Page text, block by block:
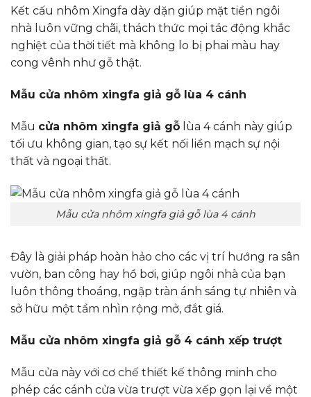
Kết cấu nhôm Xingfa dày dặn giúp mặt tiền ngôi
nhà luôn vững chãi, thách thức mọi tác động khắc
nghiệt của thời tiết mà không lo bị phai màu hay
cong vênh như gỗ thật.
Mẫu cửa nhôm xingfa giả gỗ lùa 4 cánh
Mẫu cửa nhôm xingfa giả gỗ lùa 4 cánh này giúp
tối ưu không gian, tạo sự kết nối liền mạch sự nội
thất và ngoại thất.
Mẫu cửa nhôm xingfa giả gỗ lùa 4 cánh
Đây là giải pháp hoàn hảo cho các vị trí hướng ra sân
vườn, ban công hay hồ bơi, giúp ngôi nhà của bạn
luôn thông thoáng, ngập tràn ánh sáng tự nhiên và
sở hữu một tầm nhìn rộng mở, đắt giá.
Mẫu cửa nhôm xingfa giả gỗ 4 cánh xếp trượt
Mẫu cửa này với cơ chế thiết kế thông minh cho
phép các cánh cửa vừa trượt vừa xếp gọn lại về một